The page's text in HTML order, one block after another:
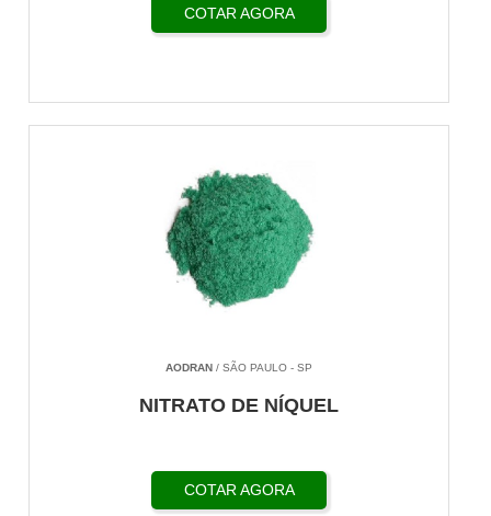
COTAR AGORA
AODRAN / SÃO PAULO - SP
NITRATO DE NÍQUEL
COTAR AGORA